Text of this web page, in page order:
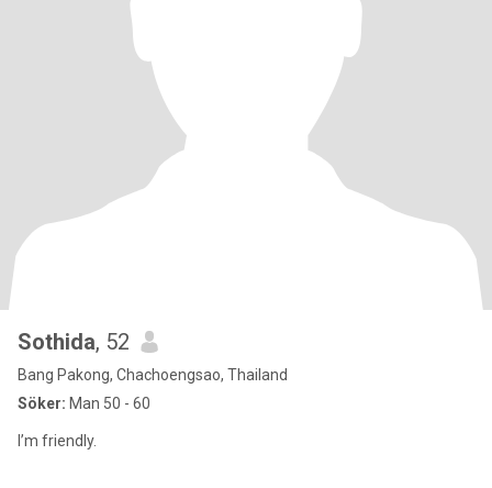
Sothida, 52
Bang Pakong, Chachoengsao, Thailand
Söker: Man 50 - 60
I’m friendly.